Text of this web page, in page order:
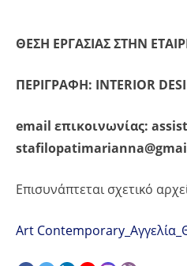
ΘΕΣΗ ΕΡΓΑΣΙΑΣ ΣΤΗΝ
ΠΕΡΙΓΡΑΦΗ: INTERIOR
email επικοινωνίας:
Επισυνάπτεται σχετικό
Art